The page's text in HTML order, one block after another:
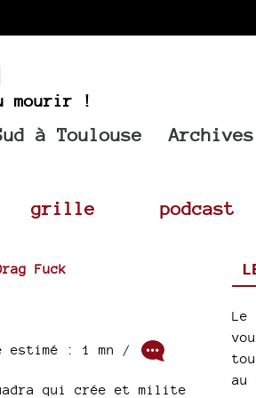
mourir !
à Toulouse
grille podcast
Fuck
estimé : 1 mn /
qui crée et milite
Le
au